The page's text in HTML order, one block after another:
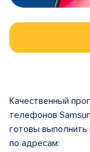
Качественный
телефонов
готовы
по адресам: